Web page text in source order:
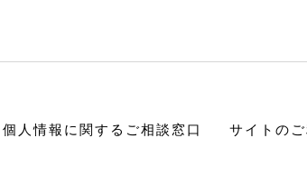
個人情報に関するご相談窓口 サイトの